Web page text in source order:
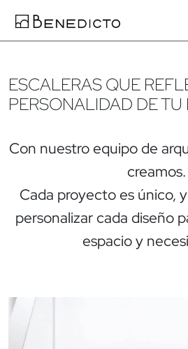
ESCALERAS QUE
PERSONALIDAD DE TU
Con nuestro equipo de
creamos.
Cada proyecto es único,
personalizar cada diseño
espacio y